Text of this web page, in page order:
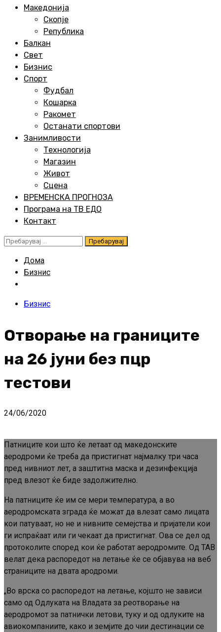
Македонија
Скопје
Република
Балкан
Свет
Бизнис
Спорт
Фудбал
Кошарка
Ракомет
Останати спортови
Занимливости
Технологија
Магазин
Живот
Сцена
ВРЕМЕНСКА ПРОГНОЗА
Програма на ТВ ЕДО
Контакт
Пребарувај
Дома
Бизнис
Бизнис
Отворање на границите
на 26 јуни без пцр
тестови
24/06/2020
Патниците кои што ќе летаат од македонските
аеродроми ќе треба да пристигнат најмалку три часа
пред нивниот лет, а заштитна маска и дезинфекција
пред влезот ќе биде задолжително.
На патниците ќе им се мери температура, а во
аеродромската зграда ќе можат да влезат само лицата
кои патуваат, но не и нивните семејства и пријатели кои
ги испраќаат или ги чекаат да пристигнат. Ова се дел од
протоколите според кои ќе работат аеродромите. Од ТАВ
велат дека распоредот на летање ќе се објавува на веб
страниците на двата ародроми.
„Во врска со распоредот на летање, којшто не зависи
само од Одлуката на Владата за реотворање на
аеродромот за патнички летови, туку и од одлуките на
авиокомпаниите, како и земјите до чии дестинации се